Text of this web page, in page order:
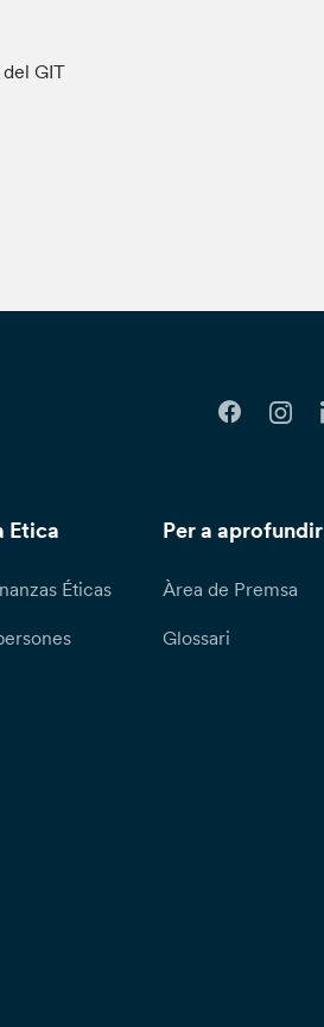
GIT
Etica
Éticas
Per a aprofundir
Àrea de Premsa
Glossari